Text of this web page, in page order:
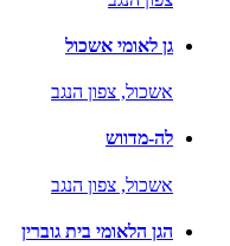
גן לאומי אשכול
אשכול, צפון הנגב
לה-מדווש
אשכול, צפון הנגב
הגן הלאומי בית גוברין